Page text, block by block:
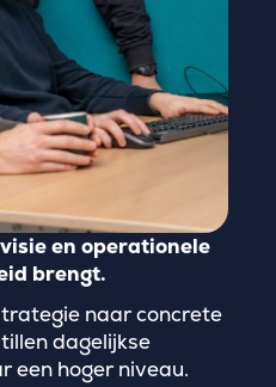
en operationele
brengt.
naar concrete
dagelijkse
een hoger niveau.